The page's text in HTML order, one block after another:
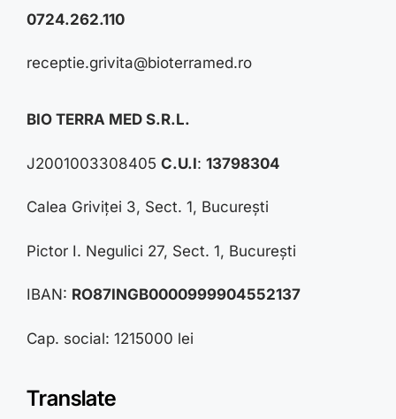
0724.262.110
receptie.grivita@bioterramed.ro
BIO TERRA MED S.R.L.
J2001003308405 C.U.I: 13798304
Calea Griviței 3, Sect. 1, București
Pictor I. Negulici 27, Sect. 1, București
IBAN: RO87INGB0000999904552137
Cap. social: 1215000 lei
Translate